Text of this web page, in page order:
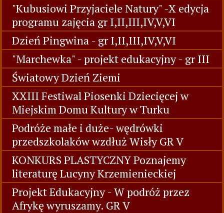
"Kubusiowi Przyjaciele Natury" -X edycja
programu zajęcia gr I,II,III,IV,V,VI
Dzień Pingwina - gr I,II,III,IV,V,VI
"Marchewka" - projekt edukacyjny - gr III
Światowy Dzień Ziemi
XXIII Festiwal Piosenki Dziecięcej w
Miejskim Domu Kultury w Turku
Podróże małe i duże- wędrówki
przedszkolaków wzdłuż Wisły GR V
KONKURS PLASTYCZNY Poznajemy
literaturę Lucyny Krzemienieckiej
Projekt Edukacyjny - W podróż przez
Afrykę wyruszamy. GR V